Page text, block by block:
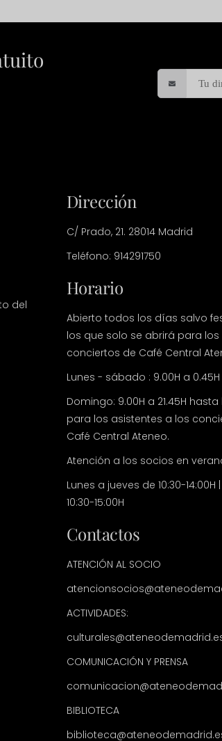
del
Dirección
C/ Prado, 21. 28014 Madrid
Teléfono: 914291750
Horario
Abierto todos los días salvo
los que solo se abrirá para los
conciertos de Café Central
Lunes - sábado : 9.00H a 0.45H
Domingo: 9.00H a 21.45H
para los asistentes a los
Café Central Ateneo.
Atención a los socios en
Lunes a jueves de 10:30-14:00H
10:30-15:00H
Contactos
ATENCIÓN AL SOCIO
ACTIVIDADES:
COMUNICACIÓN Y PRENSA
BIBLIOTECA